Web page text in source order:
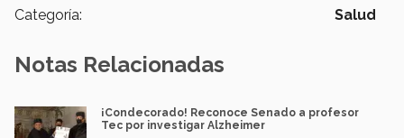
Categoría: Salud
Notas Relacionadas
¡Condecorado! Reconoce Senado a profesor
Tec por investigar Alzheimer